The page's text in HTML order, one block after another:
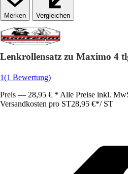
Vergleichen
Lenkrollensatz zu Maximo 4
1(1 Bewertung)
Preis — 28,95 € * Alle Preise inkl.
Versandkosten pro ST28,95 €*/ ST